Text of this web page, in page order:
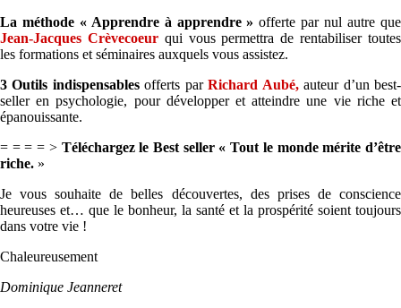
La méthode « Apprendre à apprendre »offerte par nul autre que
Jean-Jacques Crèvecoeurqui vous permettra de rentabiliser toutes
les formations et séminaires auxquels vous assistez.
3 Outils indispensablesofferts parRichard Aubé,auteur d’un best-
seller en psychologie, pour développer et atteindre une vie riche et
épanouissante.
= = = = > Téléchargez le Best seller « Tout le monde mérite d’être
riche. »
Je vous souhaite de belles découvertes, des prises de conscience
heureuses et… que le bonheur, la santé et la prospérité soient toujours
dans votre vie !
Chaleureusement
Dominique Jeanneret